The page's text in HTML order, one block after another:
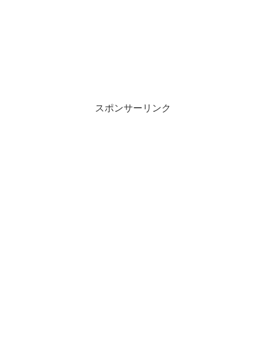
スポンサーリンク